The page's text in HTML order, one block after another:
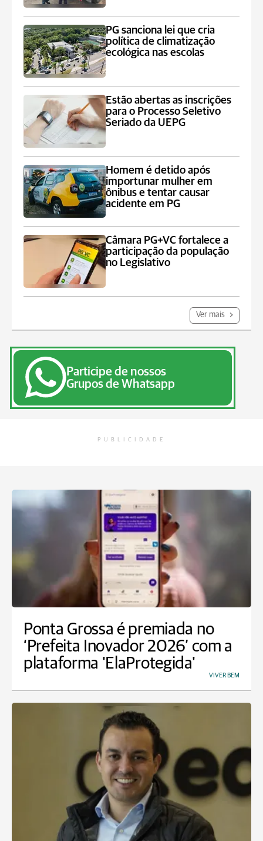
PG sanciona lei que cria
política de climatização
ecológica nas escolas
Estão abertas as inscrições
para o Processo Seletivo
Seriado da UEPG
Homem é detido após
importunar mulher em
ônibus e tentar causar
acidente em PG
Câmara PG+VC fortalece a
participação da população
no Legislativo
Ver mais
Participe de nossos
Grupos de Whatsapp
PUBLICIDADE
Ponta Grossa é premiada no
‘Prefeita Inovador 2026’ com a
plataforma 'ElaProtegida'
VIVER BEM